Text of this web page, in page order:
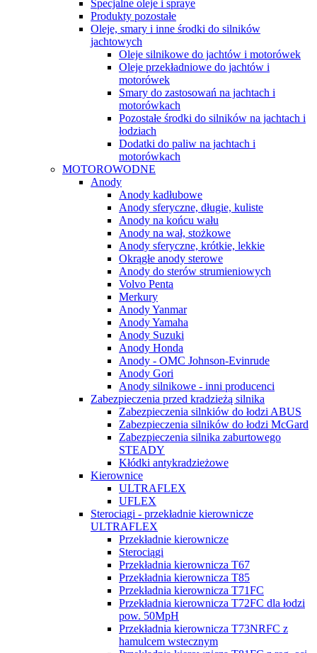
Specjalne oleje i spraye
Produkty pozostałe
Oleje, smary i inne środki do silników
jachtowych
Oleje silnikowe do jachtów i motorówek
Oleje przekładniowe do jachtów i
motorówek
Smary do zastosowań na jachtach i
motorówkach
Pozostałe środki do silników na jachtach i
łodziach
Dodatki do paliw na jachtach i
motorówkach
MOTOROWODNE
Anody
Anody kadłubowe
Anody sferyczne, długie, kuliste
Anody na końcu wału
Anody na wał, stożkowe
Anody sferyczne, krótkie, lekkie
Okrągłe anody sterowe
Anody do sterów strumieniowych
Volvo Penta
Merkury
Anody Yanmar
Anody Yamaha
Anody Suzuki
Anody Honda
Anody - OMC Johnson-Evinrude
Anody Gori
Anody silnikowe - inni producenci
Zabezpieczenia przed kradzieżą silnika
Zabezpieczenia silnkiów do łodzi ABUS
Zabezpieczenia silników do łodzi McGard
Zabezpieczenia silnika zaburtowego
STEADY
Kłódki antykradzieżowe
Kierownice
ULTRAFLEX
UFLEX
Sterociągi - przekładnie kierownicze
ULTRAFLEX
Przekładnie kierownicze
Sterociągi
Przekładnia kierownicza T67
Przekładnia kierownicza T85
Przekładnia kierownicza T71FC
Przekładnia kierownicza T72FC dla łodzi
pow. 50MpH
Przekładnia kierownicza T73NRFC z
hamulcem wstecznym